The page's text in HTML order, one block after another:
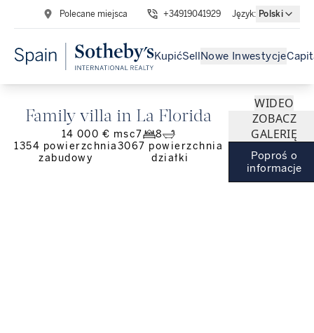
Polecane miejsca +34919041929 Język: Polski
KupićSell Nowe Inwestycje
Family villa in La Florida
14 000 € msc7
8
1354 powierzchnia
zabudowy
3067 powierzchnia
działki
WIDEO
ZOBACZ
GALERIĘ
Poproś o
informacje